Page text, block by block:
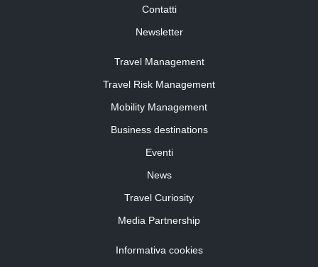
Contatti
Newsletter
Travel Management
Travel Risk Management
Mobility Management
Business destinations
Eventi
News
Travel Curiosity
Media Partnership
Informativa cookies